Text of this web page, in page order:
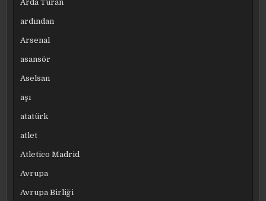
Arda Turan
ardından
Arsenal
asansör
Aselsan
aşı
atatürk
atlet
Atletico Madrid
Avrupa
Avrupa Birliği